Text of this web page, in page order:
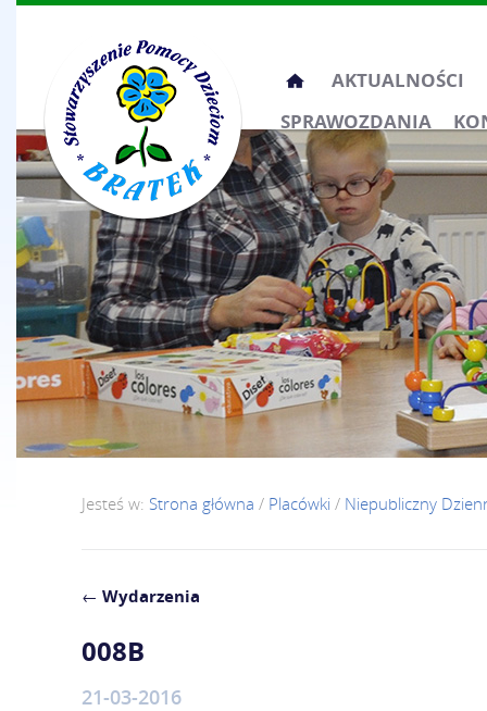
Przeskocz
do
treści
AKTUALNOŚCI
SPRAWOZDANIA
Jesteś w: Strona główna / Placówki / Niepubliczny
← Wydarzenia
008B
21-03-2016